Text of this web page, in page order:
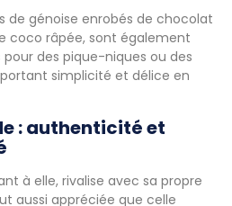
de génoise enrobés de chocolat
coco râpée, sont également
pour des pique-niques ou des
simplicité et délice en
: authenticité et
à elle, rivalise avec sa propre
aussi appréciée que celle